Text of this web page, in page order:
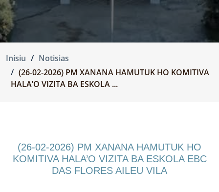
Inísiu
Notisias
(26-02-2026) PM XANANA HAMUTUK HO KOMITIVA
HALA’O VIZITA BA ESKOLA ...
(26-02-2026) PM XANANA HAMUTUK HO
KOMITIVA HALA’O VIZITA BA ESKOLA EBC
DAS FLORES AILEU VILA